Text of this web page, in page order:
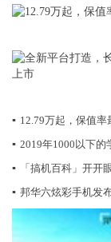
▪ 12.79万起，保值
▪ 2019年1000以下的
▪
「搞机百科」开开
▪ 邦华六炫彩手机发